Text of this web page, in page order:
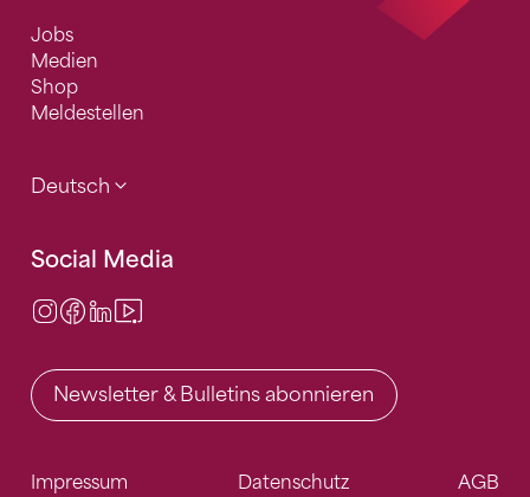
Jobs
Medien
Shop
Meldestellen
Deutsch
Social Media
Instagram
Facebook
LinkedIn
Newsletter & Bulletins abonnieren
Impressum Datenschutz AGB